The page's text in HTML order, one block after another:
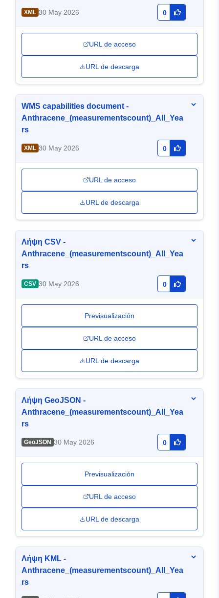
XML 30 May 2026 0
URL de acceso
URL de descarga
WMS capabilities document -
Anthracene_(measurementscount)_All_Yea
rs
XML 30 May 2026 0
URL de acceso
URL de descarga
Λήψη CSV -
Anthracene_(measurementscount)_All_Yea
rs
CSV 30 May 2026 0
Previsualización
URL de acceso
URL de descarga
Λήψη GeoJSON -
Anthracene_(measurementscount)_All_Yea
rs
GeoJSON 30 May 2026 0
Previsualización
URL de acceso
URL de descarga
Λήψη KML -
Anthracene_(measurementscount)_All_Yea
rs